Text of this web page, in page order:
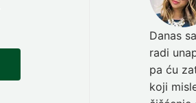
Danas
radi
pa ću
koji